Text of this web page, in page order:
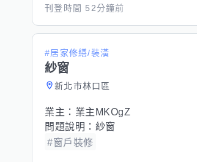
刊登時間 52分鐘前
#居家修繕/裝潢
紗窗
新北市林口區
業主： 業主MKOgZ
問題說明： 紗窗
#窗戶裝修